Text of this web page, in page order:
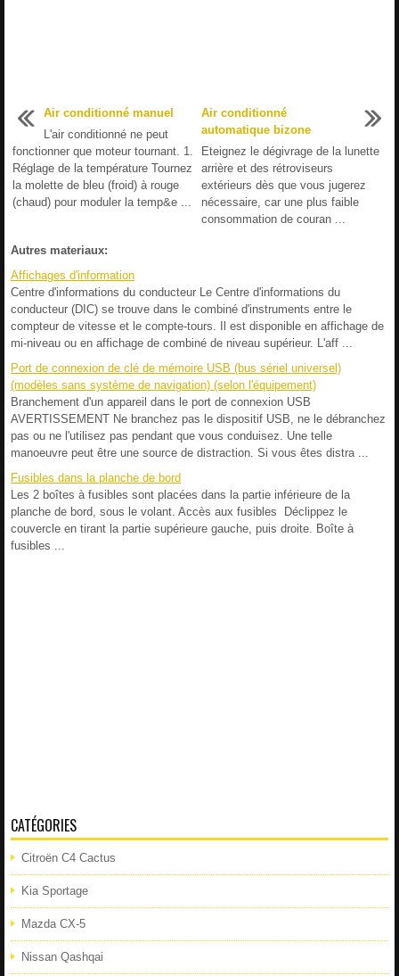
Air conditionné manuel
L'air conditionné ne peut
fonctionner que moteur tournant. 1.
Réglage de la température Tournez
la molette de bleu (froid) à rouge
(chaud) pour moduler la temp&e ...
Air conditionné
automatique bizone
Eteignez le dégivrage de la lunette
arrière et des rétroviseurs
extérieurs dès que vous jugerez
nécessaire, car une plus faible
consommation de couran ...
Autres materiaux:
Affichages d'information
Centre d'informations du conducteur Le Centre d'informations du
conducteur (DIC) se trouve dans le combiné d'instruments entre le
compteur de vitesse et le compte-tours. Il est disponible en affichage de
mi-niveau ou en affichage de combiné de niveau supérieur. L'aff ...
Port de connexion de clé de mémoire USB (bus sériel universel)
(modèles sans système de navigation) (selon l'équipement)
Branchement d'un appareil dans le port de connexion USB
AVERTISSEMENT Ne branchez pas le dispositif USB, ne le débranchez
pas ou ne l'utilisez pas pendant que vous conduisez. Une telle
manoeuvre peut être une source de distraction. Si vous êtes distra ...
Fusibles dans la planche de bord
Les 2 boîtes à fusibles sont placées dans la partie inférieure de la
planche de bord, sous le volant. Accès aux fusibles Déclippez le
couvercle en tirant la partie supérieure gauche, puis droite. Boîte à
fusibles ...
CATÉGORIES
Citroën C4 Cactus
Kia Sportage
Mazda CX-5
Nissan Qashqai